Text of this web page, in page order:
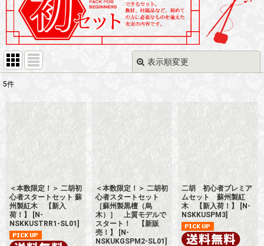
表示順変更
並び順
絞り込む
5件
＜本数限定！＞ 二胡初
心者スタートセット 蘇
州製紅木 【新入
荷！】
[N-
NSKKUSTRR1-SL01]
＜本数限定！＞ 二胡初
心者スタートセット
［蘇州製黒檀（烏
木）］ 上質モデルで
スタート！ 【新販
売！】 [N-
NSKUKGSPM2-SL01]
二胡 初心者プレミア
ムセット 蘇州製紅
木 【新入荷！】 [N-
NSKKUSPM3]